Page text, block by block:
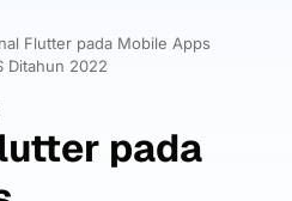
Flutter pada Mobile Apps
Ditahun 2022
pada